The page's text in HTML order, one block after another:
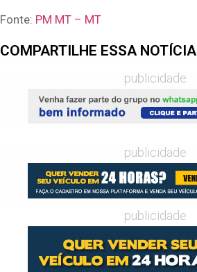
Fonte: PM MT – MT
COMPARTILHE ESSA NOTÍCIA
publicidade
publicidade
publicidade